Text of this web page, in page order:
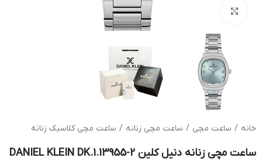
خانه / ساعت مچی / ساعت مچی زنانه / ساعت مچی کلاسیک زنانه
ساعت مچی زنانه دنیل کلین DANIEL KLEIN DK.1.13955-2